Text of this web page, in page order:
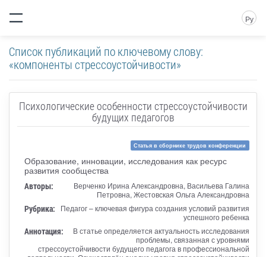
Ру
Список публикаций по ключевому слову:
«компоненты стрессоустойчивости»
Психологические особенности стрессоустойчивости
будущих педагогов
Статья в сборнике трудов конференции
Образование, инновации, исследования как ресурс
развития сообщества
Авторы:
Верченко Ирина Александровна, Васильева Галина
Петровна, Жестовская Ольга Александровна
Рубрика:
Педагог – ключевая фигура создания условий развития
успешного ребенка
Аннотация:
В статье определяется актуальность исследования
проблемы, связанная с уровнями
стрессоустойчивости будущего педагога в профессиональной